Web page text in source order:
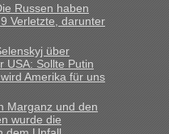
Russen haben
Verletzte, darunter
über
USA: Sollte Putin
Amerika für uns
Marganz und den
wurde die